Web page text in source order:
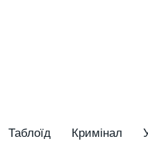
Таблоїд Кримінал